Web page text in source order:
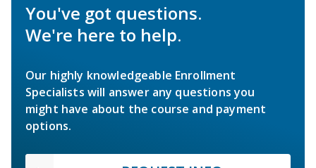
You've got questions.
We're here to help.
Our highly knowledgeable Enrollment
Specialists will answer any questions you
might have about the course and payment
options.